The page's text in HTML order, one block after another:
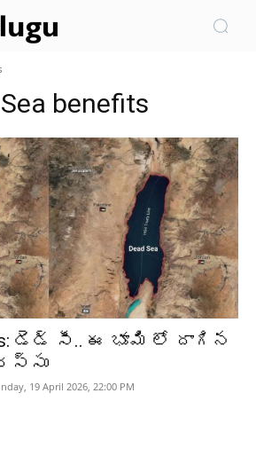
benefits
డెడ్‌ సీ.. ఈ భూమి లో దాగిన
19 April 2026, 22:00 PM